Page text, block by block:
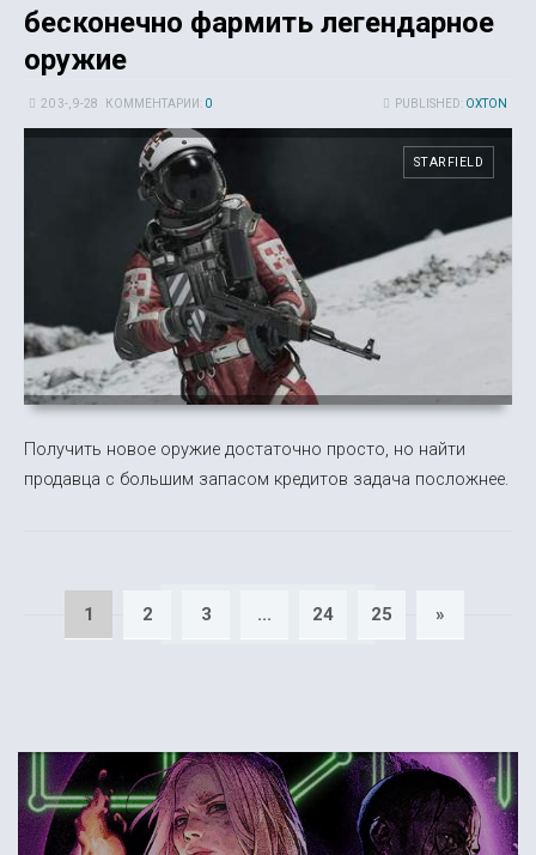
бесконечно фармить легендарное
оружие
PUBLISHED: OXTON
20 3-, 9-28 КОММЕНТАРИИ: 0
STARFIELD
Получить новое оружие достаточно просто, но найти
продавца с большим запасом кредитов задача посложнее.
1 2 3 ... 24 25 »